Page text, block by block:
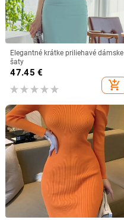
Elegantné krátke priliehavé dámske
šaty
47.45 €
add_shopping_cart